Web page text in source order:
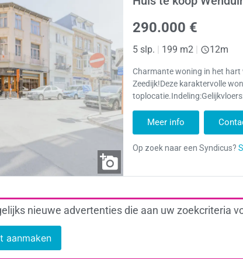
290.000 €
5 slp. 199 m2 12m
Charmante woning in het hart
Zeedijk!Deze karaktervolle
Meer info
nieuwe advertenties die aan uw zoekcriteria
aanmaken